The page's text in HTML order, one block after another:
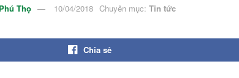
Thọ 10/04/2018 Chuyên mục: Tin tức
Chia sẻ